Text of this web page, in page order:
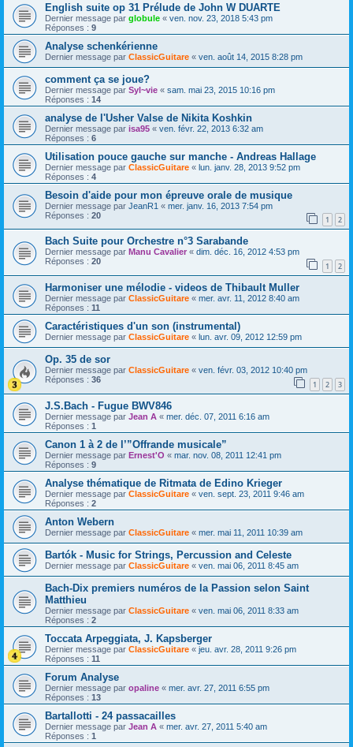
English suite op 31 Prélude de John W DUARTE
Dernier message par globule « ven. nov. 23, 2018 5:43 pm
Réponses : 9
Analyse schenkérienne
Dernier message par ClassicGuitare « ven. août 14, 2015 8:28 pm
comment ça se joue?
Dernier message par Syl~vie « sam. mai 23, 2015 10:16 pm
Réponses : 14
analyse de l'Usher Valse de Nikita Koshkin
Dernier message par isa95 « ven. févr. 22, 2013 6:32 am
Réponses : 6
Utilisation pouce gauche sur manche - Andreas Hallage
Dernier message par ClassicGuitare « lun. janv. 28, 2013 9:52 pm
Réponses : 4
Besoin d'aide pour mon épreuve orale de musique
Dernier message par JeanR1 « mer. janv. 16, 2013 7:54 pm
Réponses : 20 1 2
Bach Suite pour Orchestre n°3 Sarabande
Dernier message par Manu Cavalier « dim. déc. 16, 2012 4:53 pm
Réponses : 20 1 2
Harmoniser une mélodie - videos de Thibault Muller
Dernier message par ClassicGuitare « mer. avr. 11, 2012 8:40 am
Réponses : 11
Caractéristiques d'un son (instrumental)
Dernier message par ClassicGuitare « lun. avr. 09, 2012 12:59 pm
Op. 35 de sor
Dernier message par ClassicGuitare « ven. févr. 03, 2012 10:40 pm
Réponses : 36 1 2 3
J.S.Bach - Fugue BWV846
Dernier message par Jean A « mer. déc. 07, 2011 6:16 am
Réponses : 1
Canon 1 à 2 de l’”Offrande musicale”
Dernier message par Ernest'O « mar. nov. 08, 2011 12:41 pm
Réponses : 9
Analyse thématique de Ritmata de Edino Krieger
Dernier message par ClassicGuitare « ven. sept. 23, 2011 9:46 am
Réponses : 2
Anton Webern
Dernier message par ClassicGuitare « mer. mai 11, 2011 10:39 am
Bartók - Music for Strings, Percussion and Celeste
Dernier message par ClassicGuitare « ven. mai 06, 2011 8:45 am
Bach-Dix premiers numéros de la Passion selon Saint
Matthieu
Dernier message par ClassicGuitare « ven. mai 06, 2011 8:33 am
Réponses : 2
Toccata Arpeggiata, J. Kapsberger
Dernier message par ClassicGuitare « jeu. avr. 28, 2011 9:26 pm
Réponses : 11
Forum Analyse
Dernier message par opaline « mer. avr. 27, 2011 6:55 pm
Réponses : 13
Bartallotti - 24 passacailles
Dernier message par Jean A « mer. avr. 27, 2011 5:40 am
Réponses : 1